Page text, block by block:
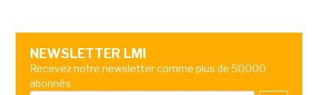
NEWSLETTER LMI
Recevez notre newsletter comme plus de 50000
abonnés